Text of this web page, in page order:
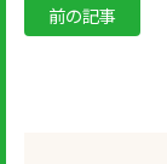
前の記事